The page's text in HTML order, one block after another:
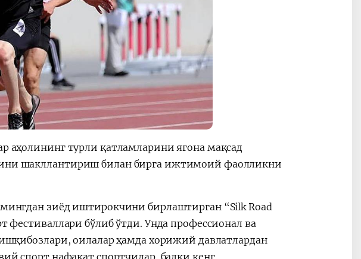
аҳолининг турли қатламларини ягона мақсад
шакллантириш билан бирга ижтимоий фаолликни
зиёд иштирокчини бирлаштирган “Silk Road
фестиваллари бўлиб ўтди. Унда профессионал ва
оилалар ҳамда хорижий давлатлардан